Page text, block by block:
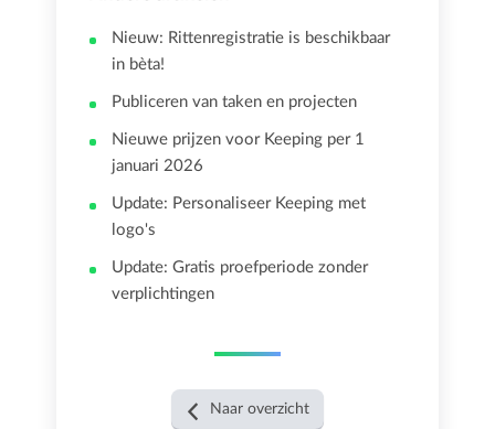
Nieuw: Rittenregistratie is beschikbaar
in bèta!
Publiceren van taken en projecten
Nieuwe prijzen voor Keeping per 1
januari 2026
Update: Personaliseer Keeping met
logo's
Update: Gratis proefperiode zonder
verplichtingen
Naar overzicht